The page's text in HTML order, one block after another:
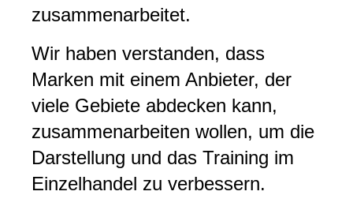
zusammenarbeitet.
Wir haben verstanden, dass
Marken mit einem Anbieter, der
viele Gebiete abdecken kann,
zusammenarbeiten wollen, um die
Darstellung und das Training im
Einzelhandel zu verbessern.